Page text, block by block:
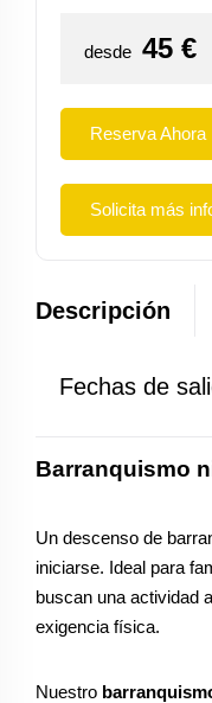
desde 45 €
Reserva Ahora
Solicita más
Descripción
Fechas de
Barranquismo
Un descenso de
iniciarse. Ideal para
buscan una actividad
exigencia física.
Nuestro